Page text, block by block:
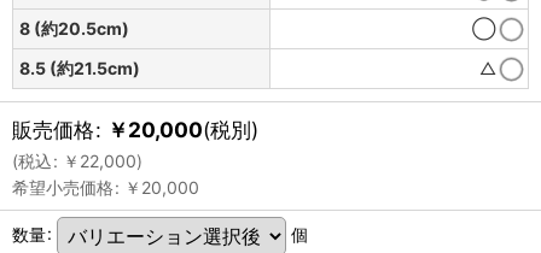
8 (約20.5cm)
◯
8.5 (約21.5cm)
△
販売価格: ￥20,000(税別)
(税込: ￥ 22,000)
希望小売価格: ￥ 20,000
数量: 個